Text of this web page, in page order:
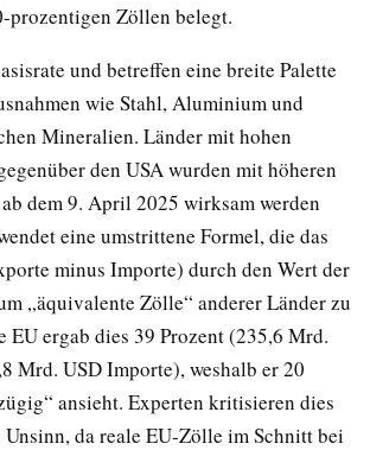
prozentigen Zöllen belegt.
und betreffen eine breite Palette
wie Stahl, Aluminium und
Mineralien. Länder mit hohen
den USA wurden mit höheren
dem 9. April 2025 wirksam werden
eine umstrittene Formel, die das
minus Importe) durch den Wert der
„äquivalente Zölle“ anderer Länder zu
EU ergab dies 39 Prozent (235,6 Mrd.
Mrd. USD Importe), weshalb er 20
ansieht. Experten kritisieren dies
da reale EU-Zölle im Schnitt bei